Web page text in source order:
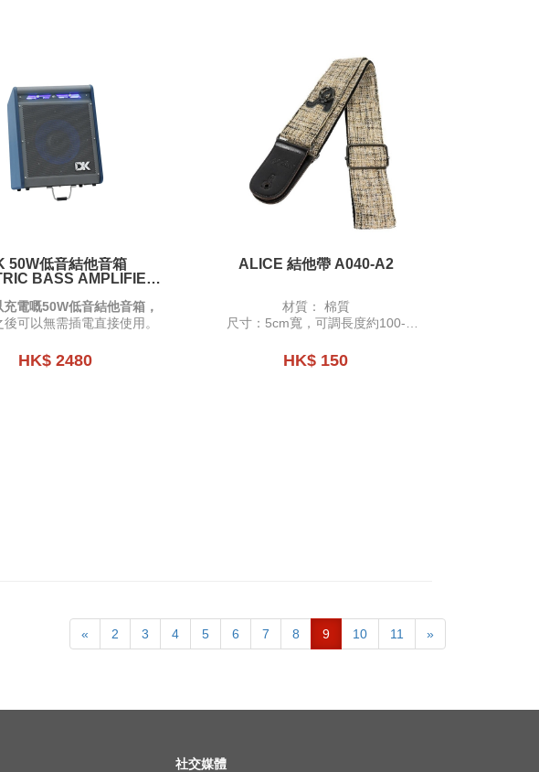
50W低音結他音箱
BASS AMPLIFIER
電嘅50W低音結他音箱，
後可以無需插電直接使用。
HK$ 2480
ALICE 結他帶 A040-A2
材質： 棉質
尺寸：5cm寬，可調長度約100-
可放置Pick
HK$ 150
« 2 3 4 5 6 7 8 9 10 11 »
社交媒體